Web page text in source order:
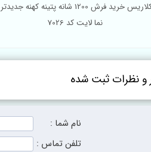
خرید فرش 1200 شانه پتینه کهنه
نما لایت کد 7026
شانه روچک کلاریس
ای
و نظرات ثبت شده
نام شما :
تلفن تماس :